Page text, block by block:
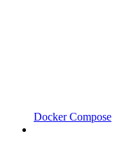
Docker Compose